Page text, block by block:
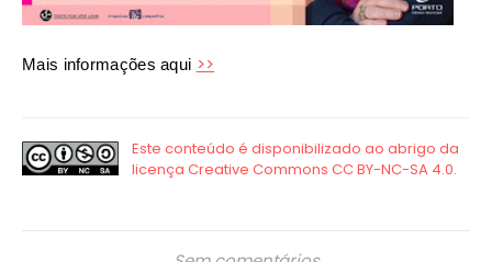
Mais informações aqui >>